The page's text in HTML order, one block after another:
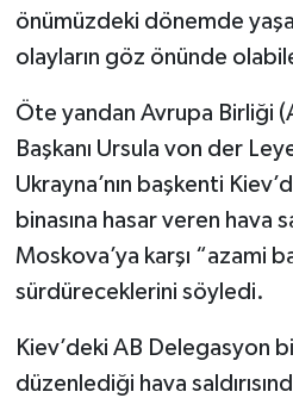
önümüzdeki dönemde
olayların göz önünde
Öte yandan Avrupa Birliği
Başkanı Ursula von der
Ukrayna’nın başkenti
binasına hasar veren hava
Moskova’ya karşı “azami
sürdüreceklerini söyledi.
Kiev’deki AB Delegasyon
düzenlediği hava